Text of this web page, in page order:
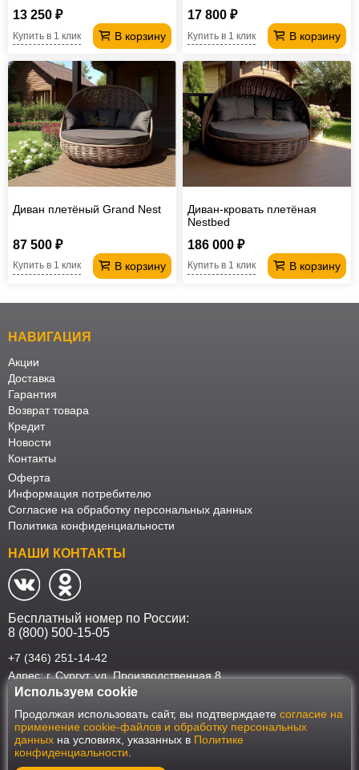
13 250 ₽
В корзину
Купить в 1 клик
17 800 ₽
В корзину
Купить в 1 клик
Диван плетёный Grand Nest
87 500 ₽
В корзину
Купить в 1 клик
Диван-кровать плетёная
Nestbed
186 000 ₽
В корзину
Купить в 1 клик
НАВИГАЦИЯ
Акции
Доставка
Гарантия
Возврат товара
Кредит
Новости
Контакты
Оферта
Информация потребителю
Согласие на обработку персональных данных
Политика конфиденциальности
НАШИ КОНТАКТЫ
Бесплатный номер по России:
8 (800) 500-15-05
+7 (346) 251-14-42
Адрес: г. Сургут. ул. Производственная 8
Наш интернет-магазин работает в соответствии с требованиями
Федерального закона от 27 июля 2006 года №152-ФЗ "О персональных
данных". Оформить заказ на сайте Мебеласка возможно только при
наличии согласия на обработку Ваших персональных данных. Для
улучшения работы сайта и его взаимодействия с пользователями мы
используем файлы cookie. Продолжая пользоваться сайтом, вы
Используем cookie
Продолжая использовать сайт, вы подтверждаете согласие на
применение cookie-файлов и обработку персональных
данных на условиях, указанных в Политике
конфиденциальности